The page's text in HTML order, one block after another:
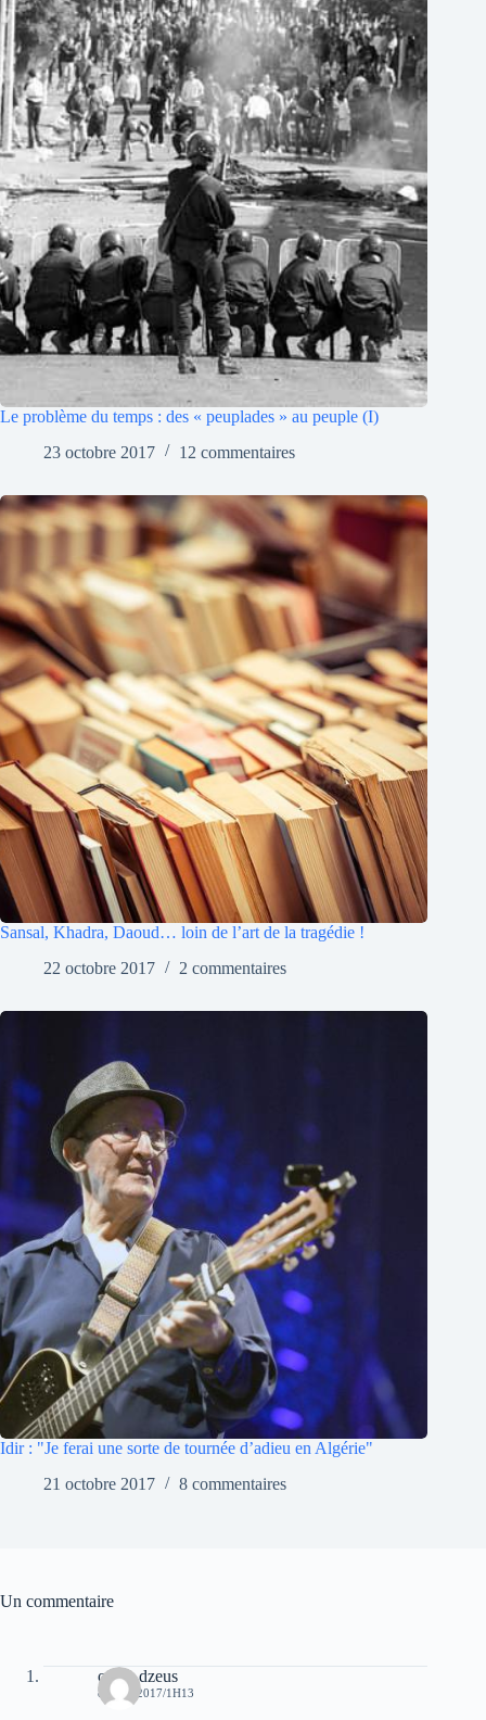
Le problème du temps : des « peuplades » au peuple (I)
23 octobre 2017
12 commentaires
Sansal, Khadra, Daoud… loin de l’art de la tragédie !
22 octobre 2017
2 commentaires
Idir : "Je ferai une sorte de tournée d’adieu en Algérie"
21 octobre 2017
8 commentaires
Un commentaire
oziris dzeus
8 JUIN 2017/1H13